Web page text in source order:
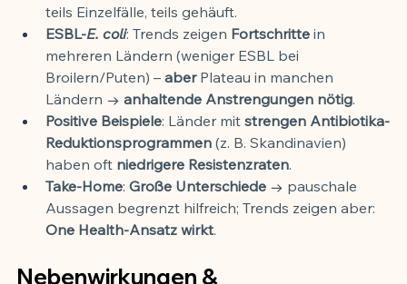
teils Einzelfälle, teils gehäuft.
ESBL-E. coli: Trends zeigen Fortschritte in
mehreren Ländern (weniger ESBL bei
Broilern/Puten) – aber Plateau in manchen
Ländern → anhaltende Anstrengungen nötig.
Positive Beispiele: Länder mit strengen Antibiotika-
Reduktionsprogrammen (z. B. Skandinavien)
haben oft niedrigere Resistenzraten.
Take-Home: Große Unterschiede → pauschale
Aussagen begrenzt hilfreich; Trends zeigen aber:
One Health-Ansatz wirkt.
Nebenwirkungen &